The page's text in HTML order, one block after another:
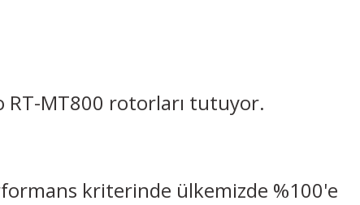
RT-MT800 rotorları tutuyor.
kriterinde ülkemizde %100'e